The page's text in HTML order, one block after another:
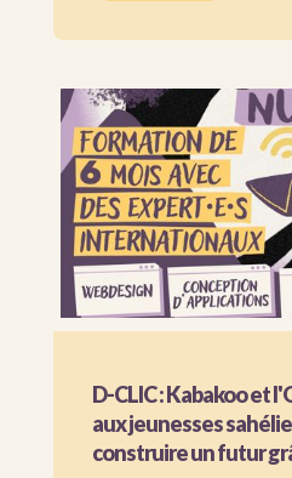
D-CLIC : Kabakoo et
aux jeunesses
construire un futur